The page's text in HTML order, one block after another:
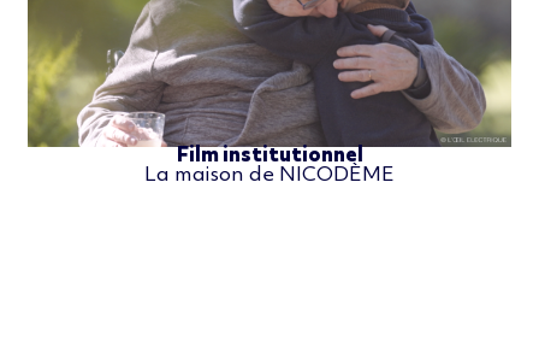
Film institutionnel
La maison de NICODÈME